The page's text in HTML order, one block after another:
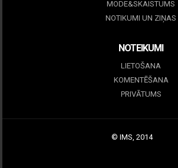
MODE&SKAISTUMS
NOTIKUMI UN ZIŅAS
NOTEIKUMI
LIETOŠANA
KOMENTĒŠANA
PRIVĀTUMS
© IMS, 2014